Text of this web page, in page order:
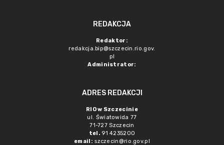
REDAKCJA
Redaktor:
redakcja.bip@szczecin.rio.gov.
pl
Administrator:
ADRES REDAKCJI
RIO w Szczecinie
ul. Światowida 77
71-727 Szczecin
tel. 91 4235200
email: szczecin@rio.gov.pl